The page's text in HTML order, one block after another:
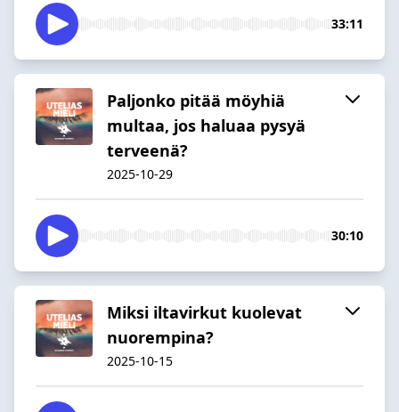
33:11
Paljonko pitää möyhiä
multaa, jos haluaa pysyä
terveenä?
2025-10-29
30:10
Miksi iltavirkut kuolevat
nuorempina?
2025-10-15